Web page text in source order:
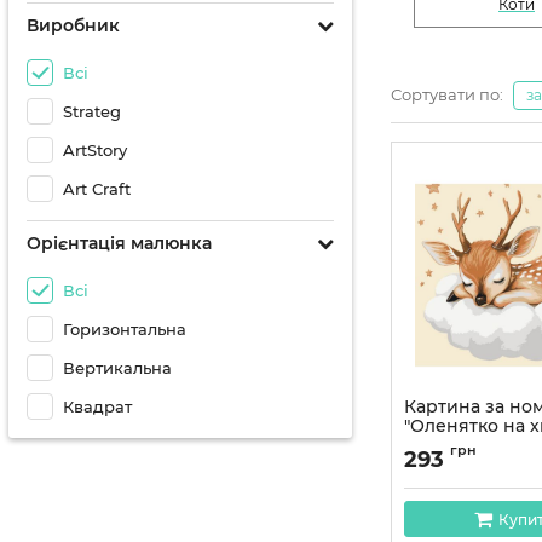
Виробник
Всі
Strateg
ArtStory
Art Craft
Орієнтація малюнка
Всі
Горизонтальна
Вертикальна
Квадрат
Коти
Сортувати по:
Картина за
"Оленятко на
11598-AC 30х40
Артикул:
293 грн